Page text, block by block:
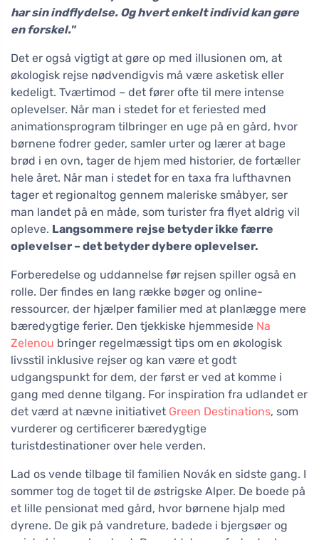
har sin indflydelse. Og hvert enkelt individ kan gøre
en forskel."
Det er også vigtigt at gøre op med illusionen om, at
økologisk rejse nødvendigvis må være asketisk eller
kedeligt. Tværtimod – det fører ofte til mere intense
oplevelser. Når man i stedet for et feriested med
animationsprogram tilbringer en uge på en gård, hvor
børnene fodrer geder, samler urter og lærer at bage
brød i en ovn, tager de hjem med historier, de fortæller
hele året. Når man i stedet for en taxa fra lufthavnen
tager et regionaltog gennem maleriske småbyer, ser
man landet på en måde, som turister fra flyet aldrig vil
opleve. Langsommere rejse betyder ikke færre
oplevelser – det betyder dybere oplevelser.
Forberedelse og uddannelse før rejsen spiller også en
rolle. Der findes en lang række bøger og online-
ressourcer, der hjælper familier med at planlægge mere
bæredygtige ferier. Den tjekkiske hjemmeside Na
Zelenou bringer regelmæssigt tips om en økologisk
livsstil inklusive rejser og kan være et godt
udgangspunkt for dem, der først er ved at komme i
gang med denne tilgang. For inspiration fra udlandet er
det værd at nævne initiativet Green Destinations, som
vurderer og certificerer bæredygtige
turistdestinationer over hele verden.
Lad os vende tilbage til familien Novák en sidste gang. I
sommer tog de toget til de østrigske Alper. De boede på
et lille pensionat med gård, hvor børnene hjalp med
dyrene. De gik på vandreture, badede i bjergsøer og